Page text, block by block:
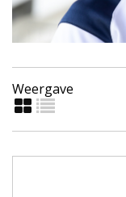
Weergave